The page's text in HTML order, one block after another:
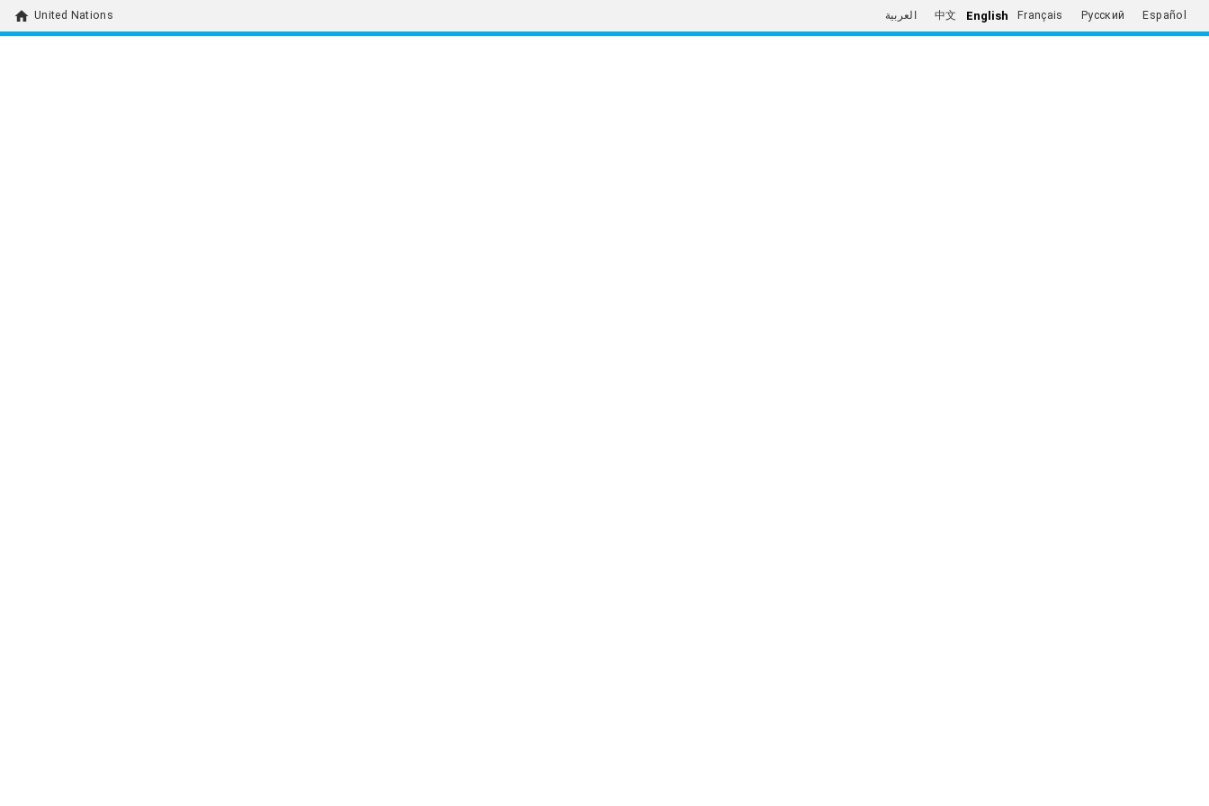
home United Nations العربية 中文 English Français Русский Español